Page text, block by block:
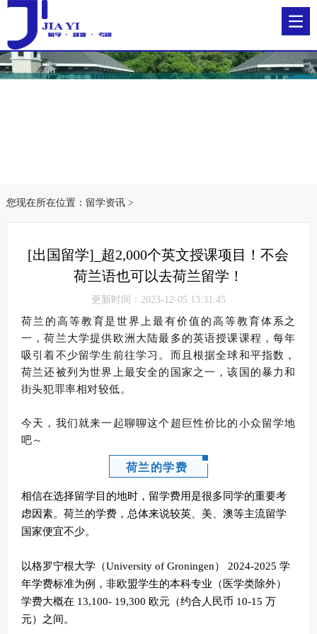
您现在所在位置： 留学资讯>
[出国留学]_超2,000个英文授课项目！不会
荷兰语也可以去荷兰留学！
更新时间：2023-12-05 13:31:45
荷兰的高等教育是世界上最有价值的高等教育体系之
一，荷兰大学提供欧洲大陆最多的英语授课课程，每年
吸引着不少留学生前往学习。 而且根据全球和平指数，
荷兰还被列为世界上最安全的国家之一，该国的暴力和
街头犯罪率相对较低。
今天，我们就来一起聊聊这个超巨性价比的小众留学地
吧～
荷兰的学费
相信在选择留学目的地时，留学费用是很多同学的重要考
虑因素。荷兰的学费，总体来说较英、美、澳等主流留学
国家便宜不少。
以格罗宁根大学（University of Groningen） 2024-2025 学
年学费标准为例，非欧盟学生的本科专业（医学类除外）
学费大概在 13,100- 19,300 欧元（约合人民币 10-15 万
元）之间。